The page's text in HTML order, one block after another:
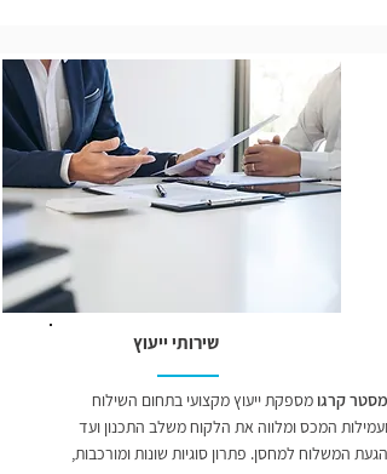
שירותי ייעוץ
מסטר קרגומספקת ייעוץ מקצועי בתחום השילוח
ועמילות המכס ומלווה את הלקוח משלב התכנון ועד
הגעת המשלוח למחסן. פתרון סוגיות שונות ומורכבות,